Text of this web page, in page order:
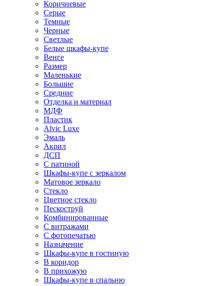
Коричневые
Серые
Темные
Черные
Светлые
Белые шкафы-купе
Венге
Размер
Маленькие
Большие
Средние
Отделка и материал
МДФ
Пластик
Alvic Luxe
Эмаль
Акрил
ДСП
С патиной
Шкафы-купе с зеркалом
Матовое зеркало
Стекло
Цветное стекло
Пескоструй
Комбинированные
С витражами
С фотопечатью
Назначение
Шкафы-купе в гостиную
В коридор
В прихожую
Шкафы-купе в спальню